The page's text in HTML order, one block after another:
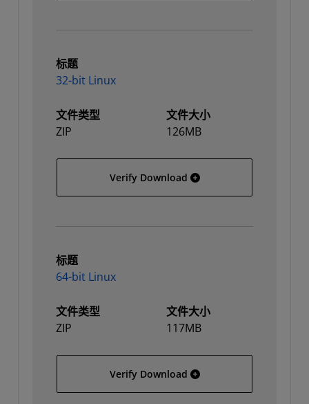
标题
32-bit Linux
文件类型
ZIP
文件大小
126MB
Verify Download 32-bit Linux
标题
64-bit Linux
文件类型
ZIP
文件大小
117MB
Verify Download 64-bit Linux